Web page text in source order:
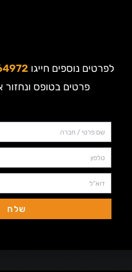
לפרטים נוספים חייגו
פרטים בטופס
שלח